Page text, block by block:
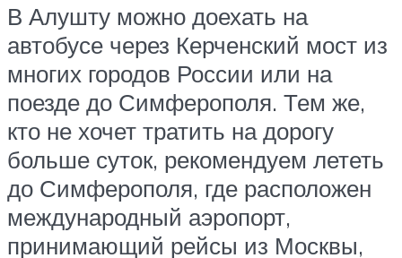
В Алушту можно доехать на
автобусе через Керченский мост из
многих городов России или на
поезде до Симферополя. Тем же,
кто не хочет тратить на дорогу
больше суток, рекомендуем лететь
до Симферополя, где расположен
международный аэропорт,
принимающий рейсы из Москвы,